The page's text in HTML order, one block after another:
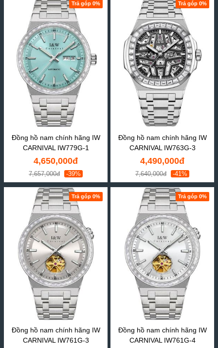
Trả góp 0%
Đồng hồ nam chính hãng IW
CARNIVAL IW779G-1
4,650,000đ
7,657,000đ -39%
Trả góp 0%
Đồng hồ nam chính hãng IW
CARNIVAL IW763G-3
4,490,000đ
7,640,000đ -41%
Trả góp 0%
Đồng hồ nam chính hãng IW
CARNIVAL IW761G-3
Trả góp 0%
Đồng hồ nam chính hãng IW
CARNIVAL IW761G-4